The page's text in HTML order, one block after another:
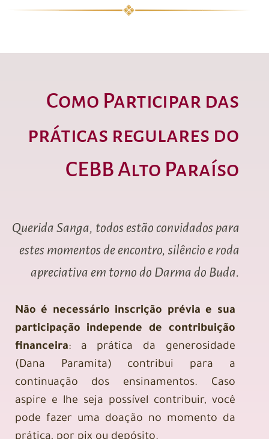
Como Participar das
práticas regulares do
CEBB Alto Paraíso
Querida Sanga, todos estão convidados para
estes momentos de encontro, silêncio e roda
apreciativa em torno do Darma do Buda.
Não é necessário inscrição prévia e sua
participação independe de contribuição
financeira: a prática da generosidade
(Dana Paramita) contribui para a
continuação dos ensinamentos. Caso
aspire e lhe seja possível contribuir, você
pode fazer uma doação no momento da